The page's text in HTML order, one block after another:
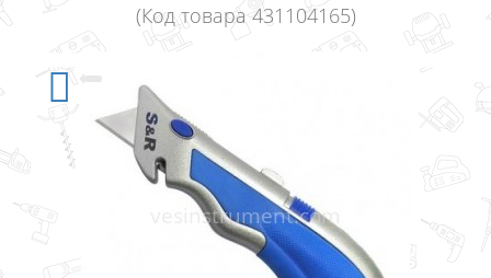
(Код товара 431104165)